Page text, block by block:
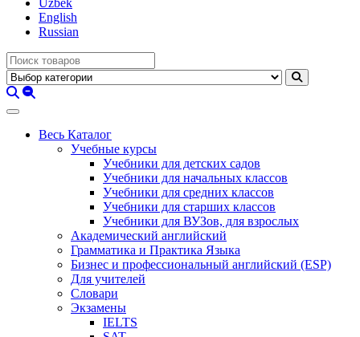
Uzbek
English
Russian
Весь Каталог
Учебные курсы
Учебники для детских садов
Учебники для начальных классов
Учебники для средних классов
Учебники для старших классов
Учебники для ВУЗов, для взрослых
Академический английский
Грамматика и Практика Языка
Бизнес и профессиональный английский (ESP)
Для учителей
Словари
Экзамены
IELTS